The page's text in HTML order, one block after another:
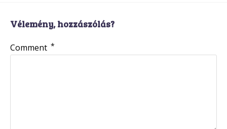
Vélemény, hozzászólás?
Comment *